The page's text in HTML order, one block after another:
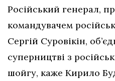
Російський генерал,
командувачем
Сергій Суровікін,
суперництві з
шойгу, каже Кирило